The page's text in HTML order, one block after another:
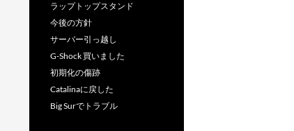
ラップトップスタンド
今後の方針
サーバー引っ越し
G-Shock 買いました
初期化の傷跡
Catalinaに戻した
Big Surでトラブル